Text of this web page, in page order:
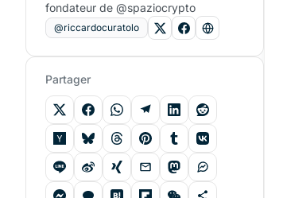
fondateur de @spaziocrypto
@riccardocuratolo
Partager